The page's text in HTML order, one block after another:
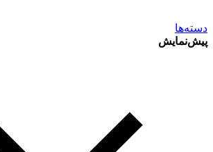
دسته‌ها
پیش‌نمایش